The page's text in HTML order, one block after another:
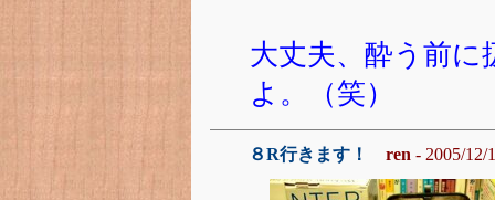
大丈夫、酔う前
よ。（笑）
８R行きます！ ren - 2005/12/